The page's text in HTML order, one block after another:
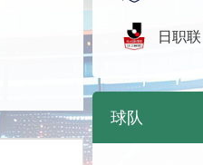
日职联
球队